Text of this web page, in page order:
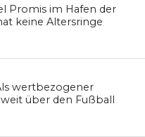
Promis im Hafen der
keine Altersringe
wertbezogener
über den Fußball